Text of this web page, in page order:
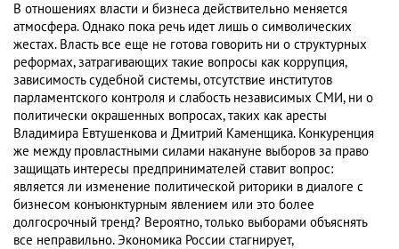
В отношениях власти и бизнеса действительно меняется
атмосфера. Однако пока речь идет лишь о символических
жестах. Власть все еще не готова говорить ни о структурных
реформах, затрагивающих такие вопросы как коррупция,
зависимость судебной системы, отсутствие институтов
парламентского контроля и слабость независимых СМИ, ни о
политически окрашенных вопросах, таких как аресты
Владимира Евтушенкова и Дмитрий Каменщика. Конкуренция
же между провластными силами накануне выборов за право
защищать интересы предпринимателей ставит вопрос:
является ли изменение политической риторики в диалоге с
бизнесом конъюнктурным явлением или это более
долгосрочный тренд? Вероятно, только выборами объяснять
все неправильно. Экономика России стагнирует,